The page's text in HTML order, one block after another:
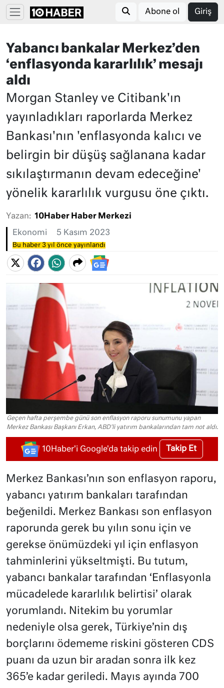
Abone ol Giriş
Yabancı bankalar Merkez’den
‘enflasyonda kararlılık’ mesajı
aldı
Morgan Stanley ve Citibank'ın
yayınladıkları raporlarda Merkez
Bankası'nın 'enflasyonda kalıcı ve
belirgin bir düşüş sağlanana kadar
sıkılaştırmanın devam edeceğine'
yönelik kararlılık vurgusu öne çıktı.
Yazan: 10Haber Haber Merkezi
Ekonomi 5 Kasım 2023
Bu haber 3 yıl önce yayınlandı
Geçen hafta perşembe günü son enflasyon raporu sunumunu yapan
Merkez Bankası Başkanı Erkan, ABD'li yatırım bankalarından tam not aldı.
10Haber'i Google'da takip edin Takip Et
Merkez Bankası’nın son enflasyon raporu,
yabancı yatırım bankaları tarafından
beğenildi. Merkez Bankası son enflasyon
raporunda gerek bu yılın sonu için ve
gerekse önümüzdeki yıl için enflasyon
tahminlerini yükseltmişti. Bu tutum,
yabancı bankalar tarafından ‘Enflasyonla
mücadelede kararlılık belirtisi’ olarak
yorumlandı. Nitekim bu yorumlar
nedeniyle olsa gerek, Türkiye’nin dış
borçlarını ödememe riskini gösteren CDS
puanı da uzun bir aradan sonra ilk kez
365’e kadar geriledi. Mayıs ayında 700